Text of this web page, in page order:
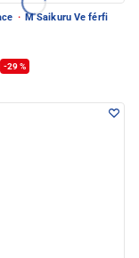
· M Saikuru Ve férfi
-29 %